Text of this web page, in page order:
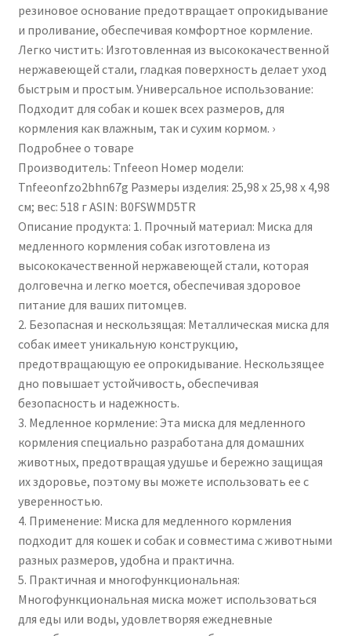
резиновое основание предотвращает опрокидывание
и проливание, обеспечивая комфортное кормление.
Легко чистить: Изготовленная из высококачественной
нержавеющей стали, гладкая поверхность делает уход
быстрым и простым. Универсальное использование:
Подходит для собак и кошек всех размеров, для
кормления как влажным, так и сухим кормом. ›
Подробнее о товаре
Производитель: Tnfeeon Номер модели:
Tnfeeonfzo2bhn67g Размеры изделия: 25,98 x 25,98 x 4,98
см; вес: 518 г ASIN: B0FSWMD5TR
Описание продукта: 1. Прочный материал: Миска для
медленного кормления собак изготовлена ​​из
высококачественной нержавеющей стали, которая
долговечна и легко моется, обеспечивая здоровое
питание для ваших питомцев.
2. Безопасная и нескользящая: Металлическая миска для
собак имеет уникальную конструкцию,
предотвращающую ее опрокидывание. Нескользящее
дно повышает устойчивость, обеспечивая
безопасность и надежность.
3. Медленное кормление: Эта миска для медленного
кормления специально разработана для домашних
животных, предотвращая удушье и бережно защищая
их здоровье, поэтому вы можете использовать ее с
уверенностью.
4. Применение: Миска для медленного кормления
подходит для кошек и собак и совместима с животными
разных размеров, удобна и практична.
5. Практичная и многофункциональная:
Многофункциональная миска может использоваться
для еды или воды, удовлетворяя ежедневные